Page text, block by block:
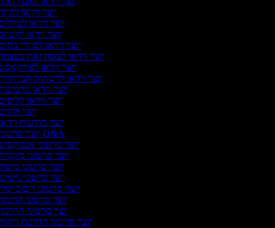
יוצר וידאו
יוצר וידאו
יוצר וידאו
יוצר וידאו לסיורי
יוצר וידאו לעשה זאת
יוצר וידאו
יוצר וידאו לרשתות
יוצר וידאו
יוצר וידאו
יוצר
יוצר מודעות
יוצר סרטוני Q&A
יוצר סרטוני
יוצר סרטוני
יוצר סרטוני
יוצר סרטוני
יוצר סרטוני דיבוב
יוצר סרטוני
יוצר סרטוני
יוצר סרטוני הדרכת